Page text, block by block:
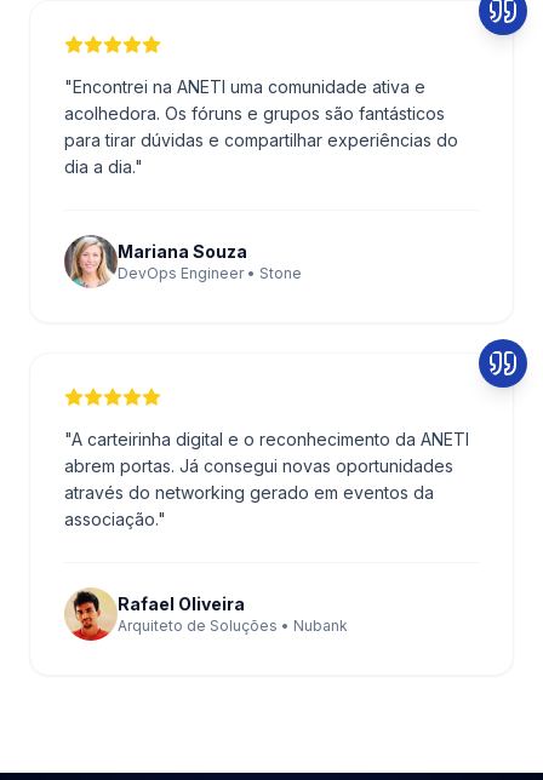
"Encontrei na ANETI uma comunidade ativa e
acolhedora. Os fóruns e grupos são fantásticos
para tirar dúvidas e compartilhar experiências do
dia a dia."
Mariana Souza
DevOps Engineer • Stone
"A carteirinha digital e o reconhecimento da ANETI
abrem portas. Já consegui novas oportunidades
através do networking gerado em eventos da
associação."
Rafael Oliveira
Arquiteto de Soluções • Nubank